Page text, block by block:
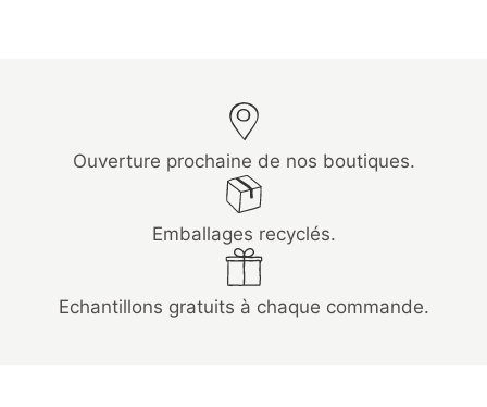
Ouverture prochaine de nos boutiques.
Emballages recyclés.
Echantillons gratuits à chaque commande.